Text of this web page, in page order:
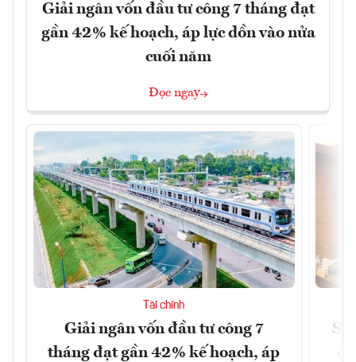
Giải ngân vốn đầu tư công 7 tháng đạt
gần 42% kế hoạch, áp lực dồn vào nửa
cuối năm
Đọc ngay
Tài chính
Giải ngân vốn đầu tư công 7
tháng đạt gần 42% kế hoạch, áp